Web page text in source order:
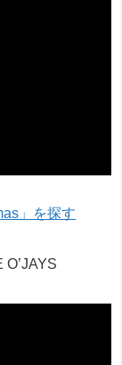
」を探す